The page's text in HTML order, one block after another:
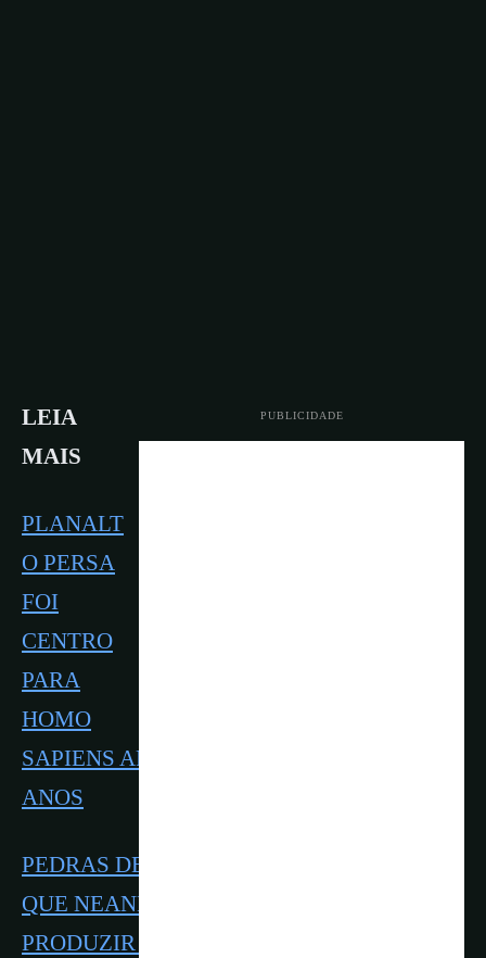
PUBLICIDADE
LEIA
MAIS
PLANALT
O PERSA
FOI
CENTRO
PARA
HOMO
SAPIENS APÓS DISPERSÃO, HÁ 70 MIL
ANOS
PEDRAS DE 40 MIL ANOS EVIDENCIAM
QUE NEANDERTAIS E SAPIENS SABIAM
PRODUZIR FARINHA